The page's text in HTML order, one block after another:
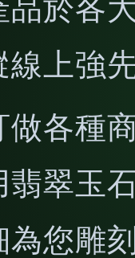
品於各
線上強
做各種
翡翠玉
為您雕